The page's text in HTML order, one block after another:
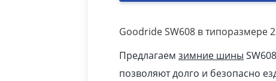
Goodride SW608 в типоразмере
Предлагаем зимние шины
позволяют долго и безопасно